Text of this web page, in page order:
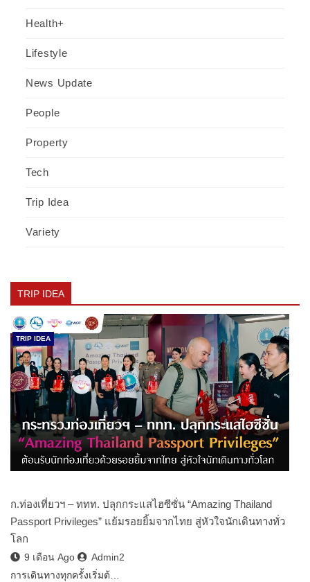
Health+
Lifestyle
News Update
People
Property
Tech
Trip Idea
Variety
TRIP IDEA
TRIP IDEA
ก.ท่องเที่ยวฯ – ททท. ปลุกกระแสไฮซีซั่น “Amazing Thailand
Passport Privileges” แย้มรอยยิ้มจากไทย สู่หัวใจนักเดินทางทั่ว
โลก
9 เดือน Ago
Admin2
การเดินทางทุกครั้งเริ่มต้…